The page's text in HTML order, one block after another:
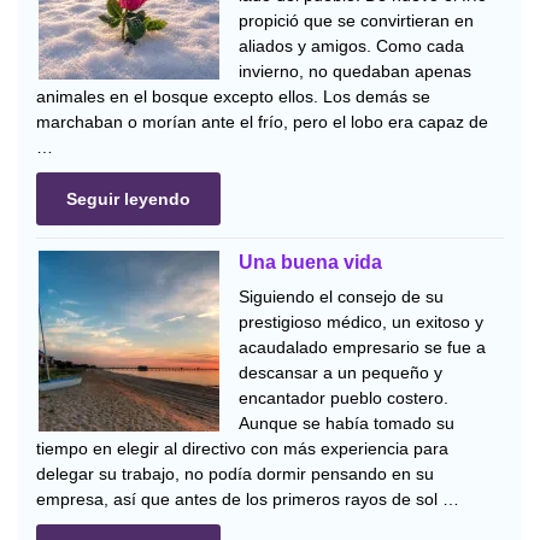
propició que se convirtieran en
aliados y amigos. Como cada
invierno, no quedaban apenas
animales en el bosque excepto ellos. Los demás se
marchaban o morían ante el frío, pero el lobo era capaz de
Seguir leyendo
Una buena vida
Siguiendo el consejo de su
prestigioso médico, un exitoso y
acaudalado empresario se fue a
descansar a un pequeño y
encantador pueblo costero.
Aunque se había tomado su
tiempo en elegir al directivo con más experiencia para
delegar su trabajo, no podía dormir pensando en su
empresa, así que antes de los primeros rayos de sol …